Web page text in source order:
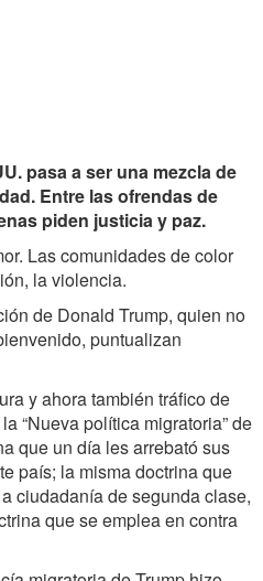
pasa a ser una mezcla de
Entre las ofrendas de
piden justicia y paz.
Las comunidades de color
la violencia.
de Donald Trump, quien no
puntualizan
y ahora también tráfico de
“Nueva política migratoria” de
que un día les arrebató sus
país; la misma doctrina que
ciudadanía de segunda clase,
que se emplea en contra